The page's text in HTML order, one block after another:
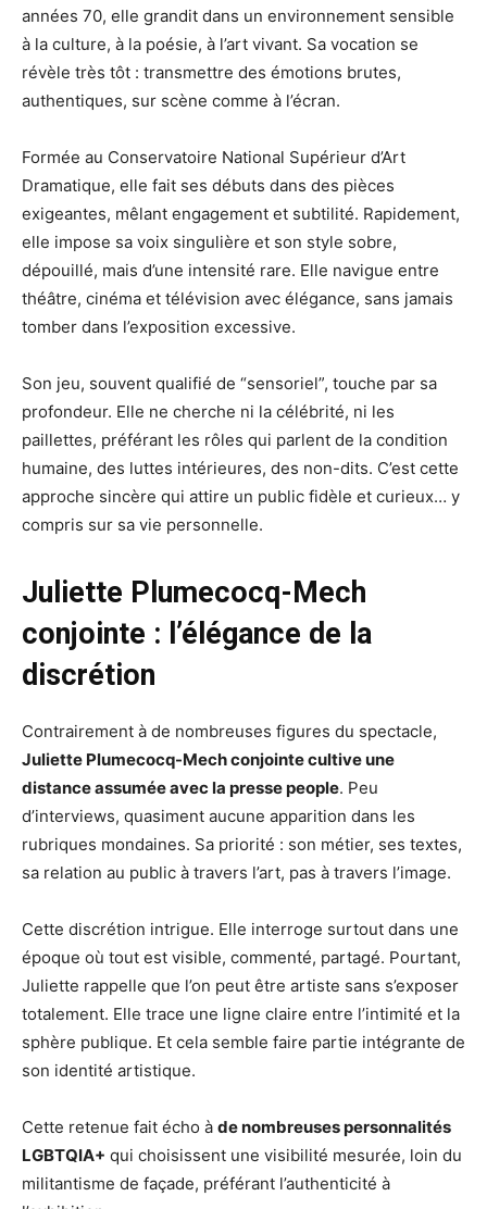
années 70, elle grandit dans un environnement sensible
à la culture, à la poésie, à l’art vivant. Sa vocation se
révèle très tôt : transmettre des émotions brutes,
authentiques, sur scène comme à l’écran.
Formée au Conservatoire National Supérieur d’Art
Dramatique, elle fait ses débuts dans des pièces
exigeantes, mêlant engagement et subtilité. Rapidement,
elle impose sa voix singulière et son style sobre,
dépouillé, mais d’une intensité rare. Elle navigue entre
théâtre, cinéma et télévision avec élégance, sans jamais
tomber dans l’exposition excessive.
Son jeu, souvent qualifié de “sensoriel”, touche par sa
profondeur. Elle ne cherche ni la célébrité, ni les
paillettes, préférant les rôles qui parlent de la condition
humaine, des luttes intérieures, des non-dits. C’est cette
approche sincère qui attire un public fidèle et curieux… y
compris sur sa vie personnelle.
Juliette Plumecocq-Mech
conjointe : l’élégance de la
discrétion
Contrairement à de nombreuses figures du spectacle,
Juliette Plumecocq-Mech conjointe cultive une
distance assumée avec la presse people. Peu
d’interviews, quasiment aucune apparition dans les
rubriques mondaines. Sa priorité : son métier, ses textes,
sa relation au public à travers l’art, pas à travers l’image.
Cette discrétion intrigue. Elle interroge surtout dans une
époque où tout est visible, commenté, partagé. Pourtant,
Juliette rappelle que l’on peut être artiste sans s’exposer
totalement. Elle trace une ligne claire entre l’intimité et la
sphère publique. Et cela semble faire partie intégrante de
son identité artistique.
Cette retenue fait écho à de nombreuses personnalités
LGBTQIA+ qui choisissent une visibilité mesurée, loin du
militantisme de façade, préférant l’authenticité à